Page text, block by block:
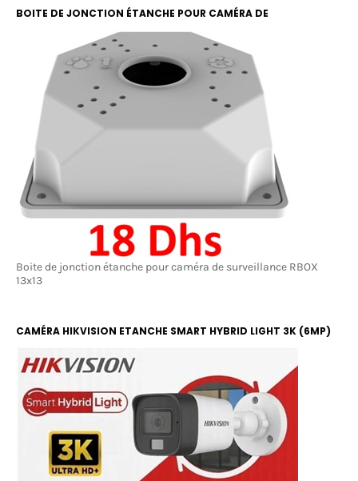
BOITE DE JONCTION ÉTANCHE POUR CAMÉRA DE
SURVEILLANCE RBOX 13X13
Boite de jonction étanche pour caméra de surveillance RBOX
13x13
CAMÉRA HIKVISION ETANCHE SMART HYBRID LIGHT 3K (6MP)
COLOR ET IR 20M